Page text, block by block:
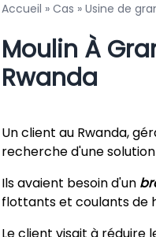
Accueil » Cas » Usine de
Moulin À
Rwanda
Un client au Rwanda,
recherche d'une
Ils avaient besoin d'un
flottants et coulants de